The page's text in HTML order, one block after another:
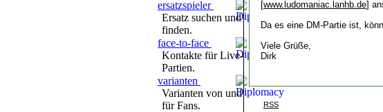
ersatzspieler
Ersatz suchen und
finden.
face-to-face
Kontakte für Live-
Partien.
varianten
Varianten von und
für Fans.
[www.ludomaniac.lanhb.de]
Da es eine DM-Partie ist,
Viele Grüße,
Dirk
RSS